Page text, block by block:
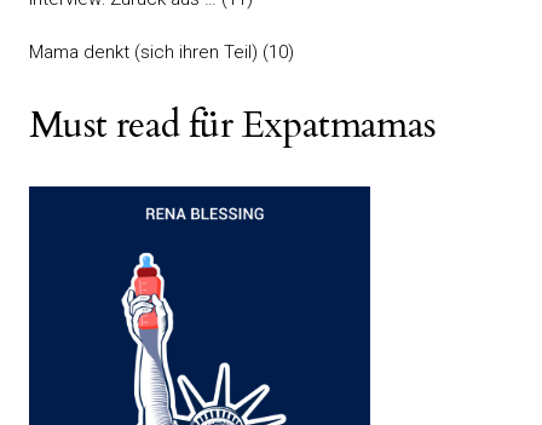
Mama denkt (sich ihren Teil) (10)
Must read für Expatmamas